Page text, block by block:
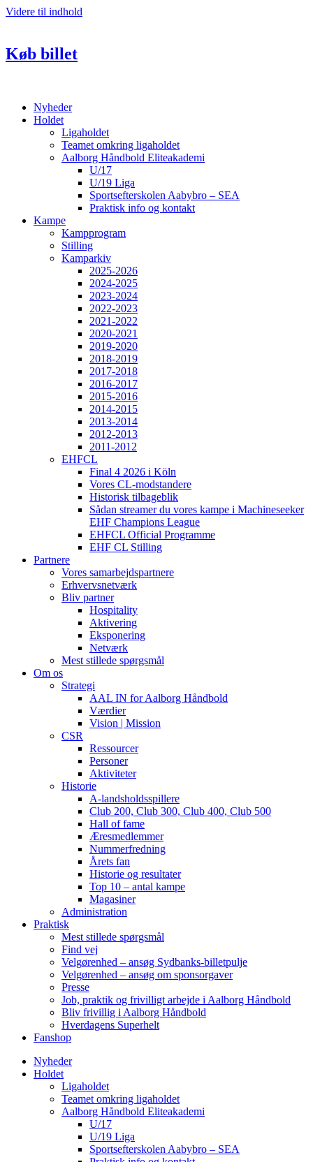
Videre til indhold
Køb billet
Nyheder
Holdet
Ligaholdet
Teamet omkring ligaholdet
Aalborg Håndbold Eliteakademi
U/17
U/19 Liga
Sportsefterskolen Aabybro – SEA
Praktisk info og kontakt
Kampe
Kampprogram
Stilling
Kamparkiv
2025-2026
2024-2025
2023-2024
2022-2023
2021-2022
2020-2021
2019-2020
2018-2019
2017-2018
2016-2017
2015-2016
2014-2015
2013-2014
2012-2013
2011-2012
EHFCL
Final 4 2026 i Köln
Vores CL-modstandere
Historisk tilbageblik
Sådan streamer du vores kampe i Machineseeker
EHF Champions League
EHFCL Official Programme
EHF CL Stilling
Partnere
Vores samarbejdspartnere
Erhvervsnetværk
Bliv partner
Hospitality
Aktivering
Eksponering
Netværk
Mest stillede spørgsmål
Om os
Strategi
AAL IN for Aalborg Håndbold
Værdier
Vision | Mission
CSR
Ressourcer
Personer
Aktiviteter
Historie
A-landsholdsspillere
Club 200, Club 300, Club 400, Club 500
Hall of fame
Æresmedlemmer
Nummerfredning
Årets fan
Historie og resultater
Top 10 – antal kampe
Magasiner
Administration
Praktisk
Mest stillede spørgsmål
Find vej
Velgørenhed – ansøg Sydbanks-billetpulje
Velgørenhed – ansøg om sponsorgaver
Presse
Job, praktik og frivilligt arbejde i Aalborg Håndbold
Bliv frivillig i Aalborg Håndbold
Hverdagens Superhelt
Fanshop
Nyheder
Holdet
Ligaholdet
Teamet omkring ligaholdet
Aalborg Håndbold Eliteakademi
U/17
U/19 Liga
Sportsefterskolen Aabybro – SEA